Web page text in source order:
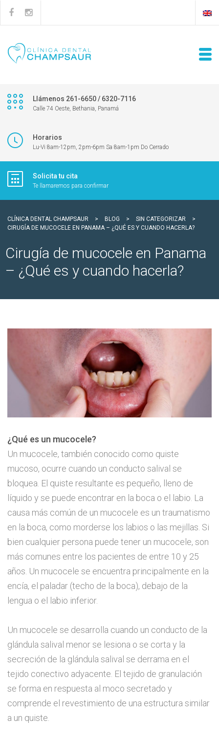
Llámenos 261-6650 / 6320-7116
Calle 74 Oeste, Bethania, Panamá
Horarios
Lu-Vi 8am-12pm, 2pm-6pm Sa 8am-1pm Do Cerrado
Solicita tu cita
Te llamaremos para confirmar
CLÍNICA DENTAL CHAMPSAUR > BLOG > SIN CATEGORIZAR
>
CIRUGÍA DE MUCOCELE EN PANAMA – ¿QUÉ ES Y CUANDO HACERLA?
Cirugía de mucocele en Panama
– ¿Qué es y cuando hacerla?
¿Qué es un mucocele?
Un mucocele, también conocido como quiste
mucoso, ocurre cuando un conducto salival se
bloquea. El quiste resultante es pequeño, lleno de
líquido y se puede encontrar en la boca o el labio. La
causa más común de un mucocele es un traumatismo
en la boca, como morderse los labios o las mejillas. Si
bien cualquier persona puede tener un mucocele, son
más comunes entre los pacientes de entre 10 y 25
años. Un mucocele se encuentra principalmente en la
encía, el paladar (techo de la boca), debajo de la
lengua o el labio inferior.
Un mucocele se desarrolla cuando un conducto de la
glándula salival menor se lesiona o se corta y la
secreción de la glándula salival se derrama en el
tejido conectivo adyacente. El tejido de granulación
se forma en respuesta al moco secretado y
comprende el revestimiento de una estructura similar
a un quiste.